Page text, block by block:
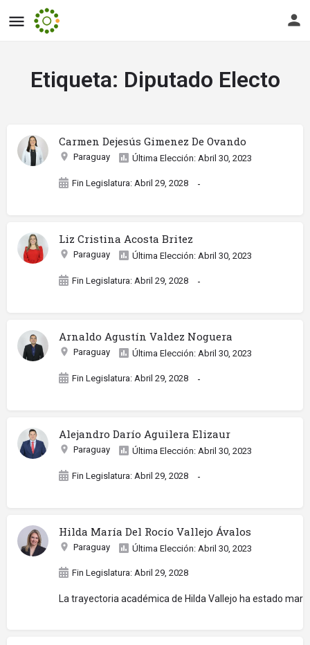
Etiqueta: Diputado Electo
Carmen Dejesús Gimenez De Ovando
Paraguay Última Elección: Abril 30, 2023
Fin Legislatura: Abril 29, 2028 -
Liz Cristina Acosta Britez
Paraguay Última Elección: Abril 30, 2023
Fin Legislatura: Abril 29, 2028 -
Arnaldo Agustín Valdez Noguera
Paraguay Última Elección: Abril 30, 2023
Fin Legislatura: Abril 29, 2028 -
Alejandro Darío Aguilera Elizaur
Paraguay Última Elección: Abril 30, 2023
Fin Legislatura: Abril 29, 2028 -
Hilda María Del Rocío Vallejo Ávalos
Paraguay Última Elección: Abril 30, 2023
Fin Legislatura: Abril 29, 2028
La trayectoria académica de Hilda Vallejo ha estado